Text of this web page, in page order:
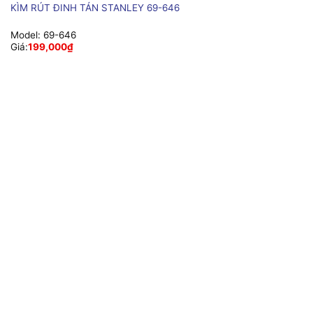
KÌM RÚT ĐINH TÁN STANLEY 69-646
Model: 69-646
Giá:199,000₫